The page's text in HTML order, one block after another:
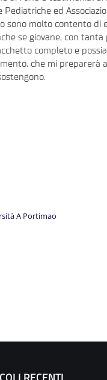
ed
sono molto contento
se giovane, con
completo e
che mi preparerà
A Portimao